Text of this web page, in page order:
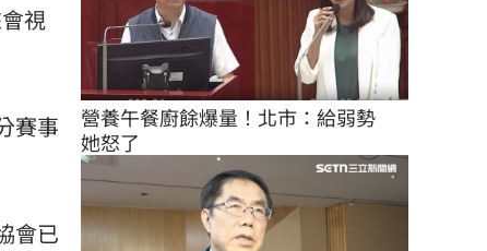
視
賽事
會已
營養午餐廚餘爆量！北市：給弱勢
她怒了